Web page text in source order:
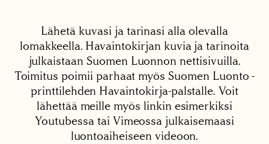
Lähetä kuvasi ja tarinasi alla olevalla
lomakkeella. Havaintokirjan kuvia ja tarinoita
julkaistaan Suomen Luonnon nettisivuilla.
Toimitus poimii parhaat myös Suomen Luonto -
printtilehden Havaintokirja-palstalle. Voit
lähettää meille myös linkin esimerkiksi
Youtubessa tai Vimeossa julkaisemaasi
luontoaiheiseen videoon.